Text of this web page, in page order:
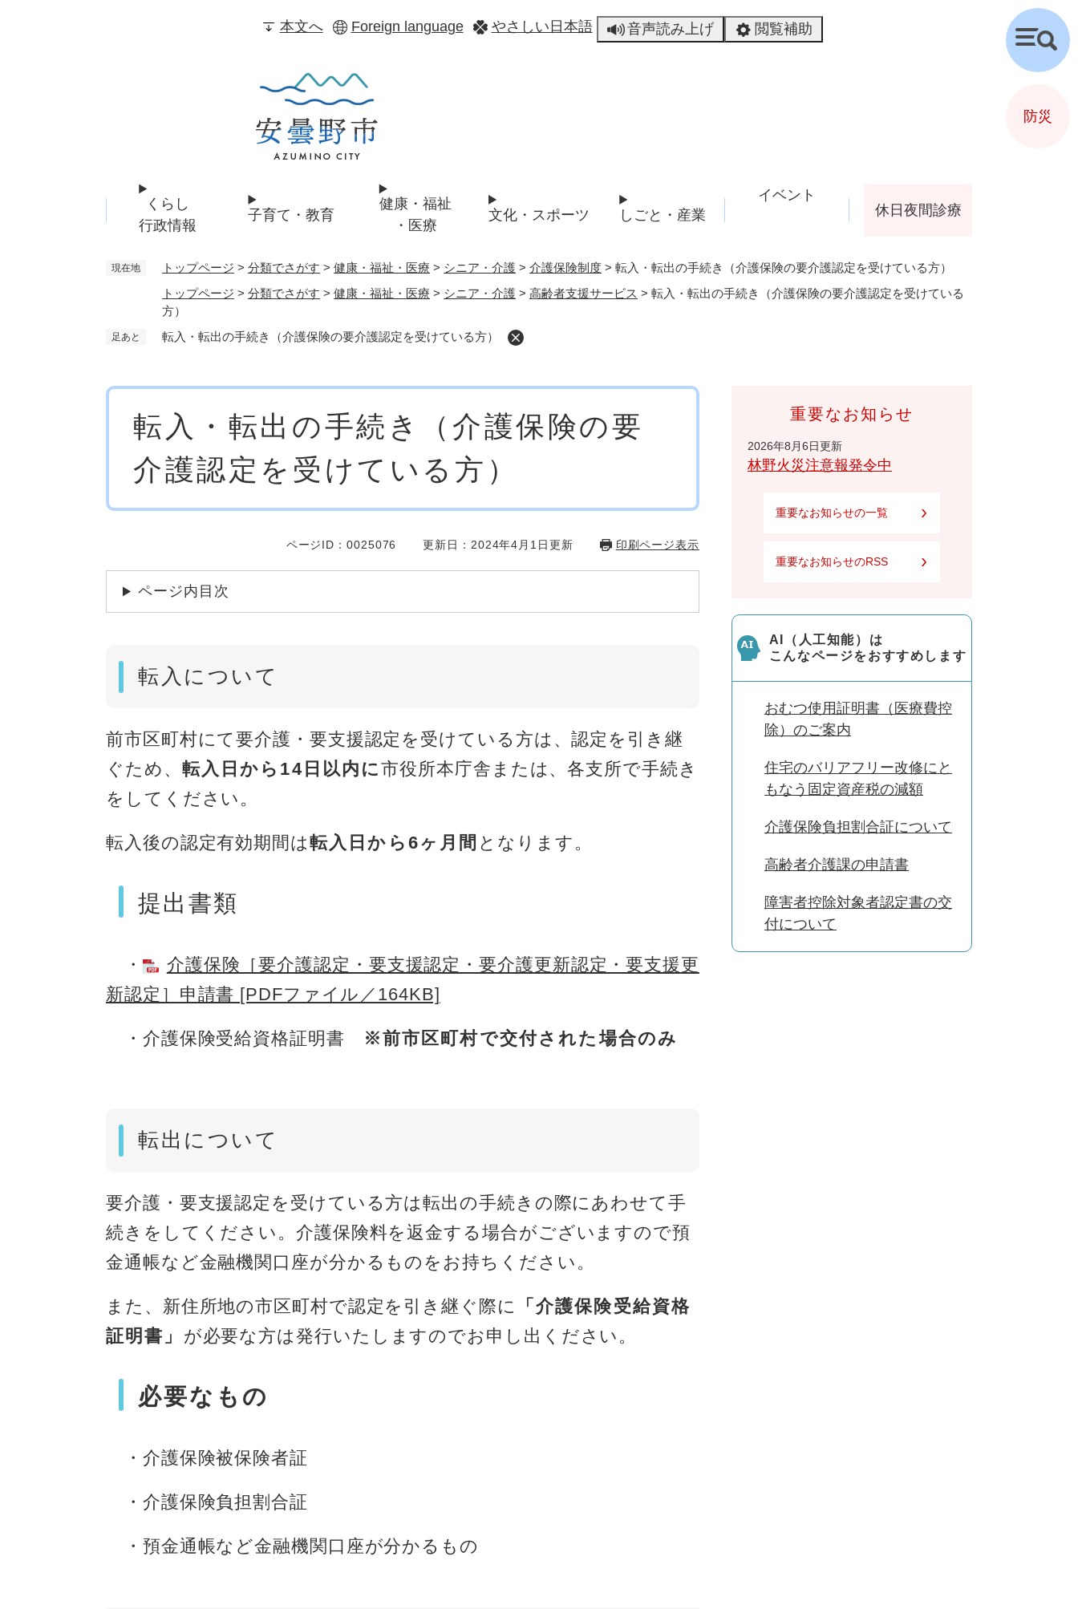
本文へ Foreign language やさしい日本語 音声読み上げ 閲覧補助
くらし
行政情報
子育て・教育
健康・福祉
・医療
文化・スポーツ しごと・産業
イベント
休日夜間診療
現在地 トップページ > 分類でさがす > 健康・福祉・医療 > シニア・介護 > 介護保険制度 > 転入・転出の手続き（介護保険の要介護認定を受けている方）
トップページ > 分類でさがす > 健康・福祉・医療 > シニア・介護 > 高齢者支援サービス > 転入・転出の手続き（介護保険の要介護認定を受けている
方）
足あと 転入・転出の手続き（介護保険の要介護認定を受けている方）
転入・転出の手続き（介護保険の要
介護認定を受けている方）
ページID：0025076 更新日：2024年4月1日更新 印刷ページ表示
ページ内目次
転入について
前市区町村にて要介護・要支援認定を受けている方は、認定を引き継
ぐため、 転入日から14日以内に市役所本庁舎または、各支所で手続き
をしてください。
転入後の認定有効期間は転入日から6ヶ月間 となります。
提出書類
・
介護保険［要介護認定・要支援認定・要介護更新認定・要支援更
新認定］申請書 [PDFファイル／164KB]
・介護保険受給資格証明書 ※前市区町村で交付された場合のみ
転出について
要介護・要支援認定を受けている方は転出の手続きの際にあわせて手
続きをしてください。介護保険料を返金する場合がございますので預
金通帳など金融機関口座が分かるものをお持ちください。
また、新住所地の市区町村で認定を引き継ぐ際に
「介護保険受給資格
証明書」 が必要な方は発行いたしますのでお申し出ください。
必要なもの
・介護保険被保険者証
・介護保険負担割合証
・預金通帳など金融機関口座が分かるもの
重要なお知らせ
2026年8月6日更新
林野火災注意報発令中
重要なお知らせの一覧
重要なお知らせのRSS
AI（人工知能）は
こんなページをおすすめします
おむつ使用証明書（医療費控
除）のご案内
住宅のバリアフリー改修にと
もなう固定資産税の減額
介護保険負担割合証について
高齢者介護課の申請書
障害者控除対象者認定書の交
付について
検
索
防災